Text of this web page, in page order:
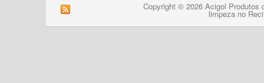
Copyright © 2026 Acigol Produtos
limpeza no